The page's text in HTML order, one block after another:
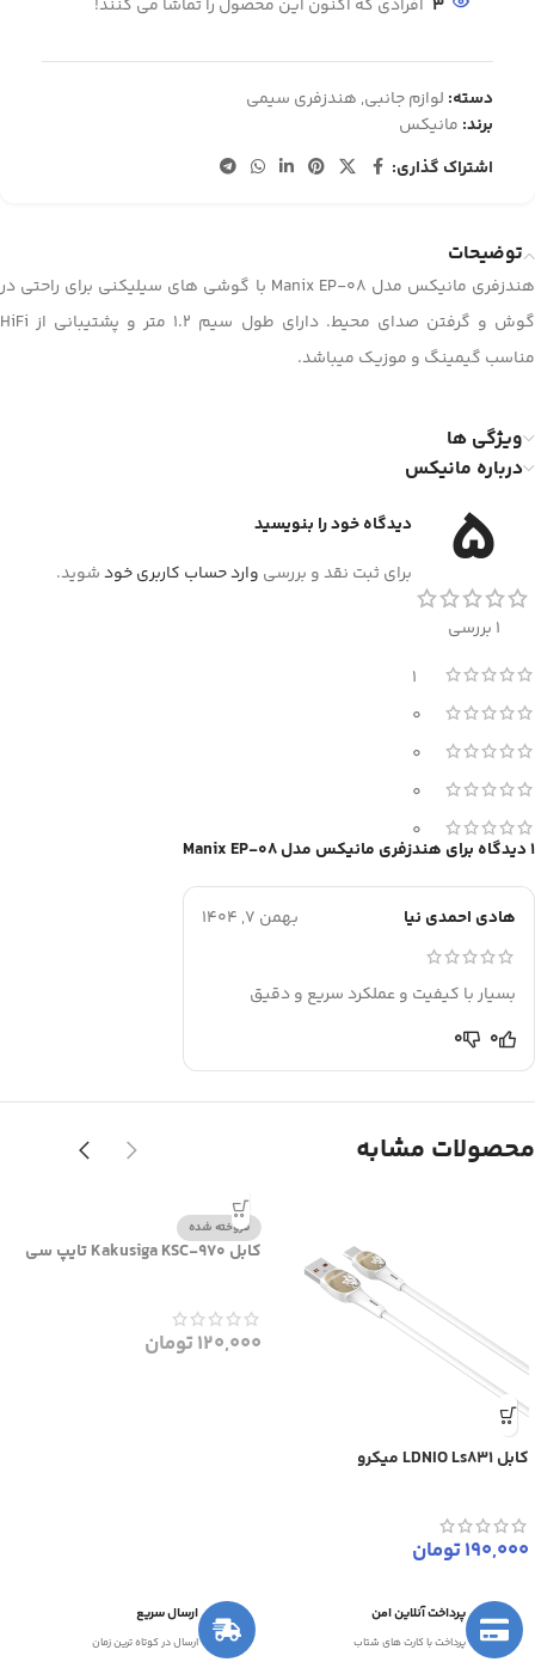
3 افرادی که اکنون این محصول را تماشا می کنند!
دسته: لوازم جانبی, هندزفری سیمی
برند: مانیکس
اشتراک گذاری:
توضیحات
هندزفری مانیکس مدل Manix EP-08 با گوشی های سیلیکنی برای راحتی در
گوش و گرفتن صدای محیط. دارای طول سیم 1.2 متر و پشتیبانی از HiFi
مناسب گیمینگ و موزیک میباشد.
ویژگی ها
درباره مانیکس
5
1 بررسی
1
0
0
0
0
1 دیدگاه برای هندزفری مانیکس مدل Manix EP-08
هادی احمدی نیا بهمن 7, 1404
بسیار با کیفیت و عملکرد سریع و دقیق
0
0
دیدگاه خود را بنویسید
برای ثبت نقد و بررسی وارد حساب کاربری خودشوید.
محصولات مشابه
کابل LDNIO Ls831 میکرو
190,000تومان
فروخته شده
کابل Kakusiga KSC-970 تایپ سی
120,000تومان
پرداخت آنلاین امن ارسال سریع